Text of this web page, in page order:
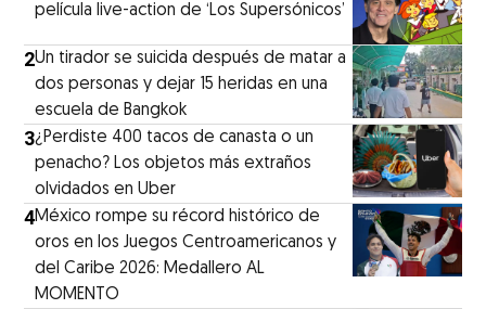
película live-action de ‘Los Supersónicos’
2Un tirador se suicida después de matar a
dos personas y dejar 15 heridas en una
escuela de Bangkok
3¿Perdiste 400 tacos de canasta o un
penacho? Los objetos más extraños
olvidados en Uber
4México rompe su récord histórico de
oros en los Juegos Centroamericanos y
del Caribe 2026: Medallero AL
MOMENTO